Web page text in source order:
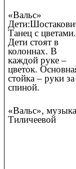
«Вальс»
Танец с цветами.
Дети стоят в
колоннах. В
каждой руке –
цветок.
стойка – руки за
спиной.
«Вальс», музыка
Тиличеевой